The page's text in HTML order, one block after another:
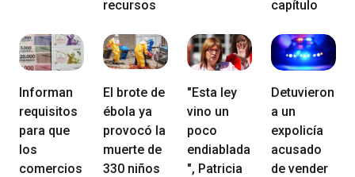
recursos
capítulo
Informan
requisitos
para que
los
comercios
El brote de
ébola ya
provocó la
muerte de
330 niños
"Esta ley
vino un
poco
endiablada
", Patricia
Detuvieron
a un
expolicía
acusado
de vender